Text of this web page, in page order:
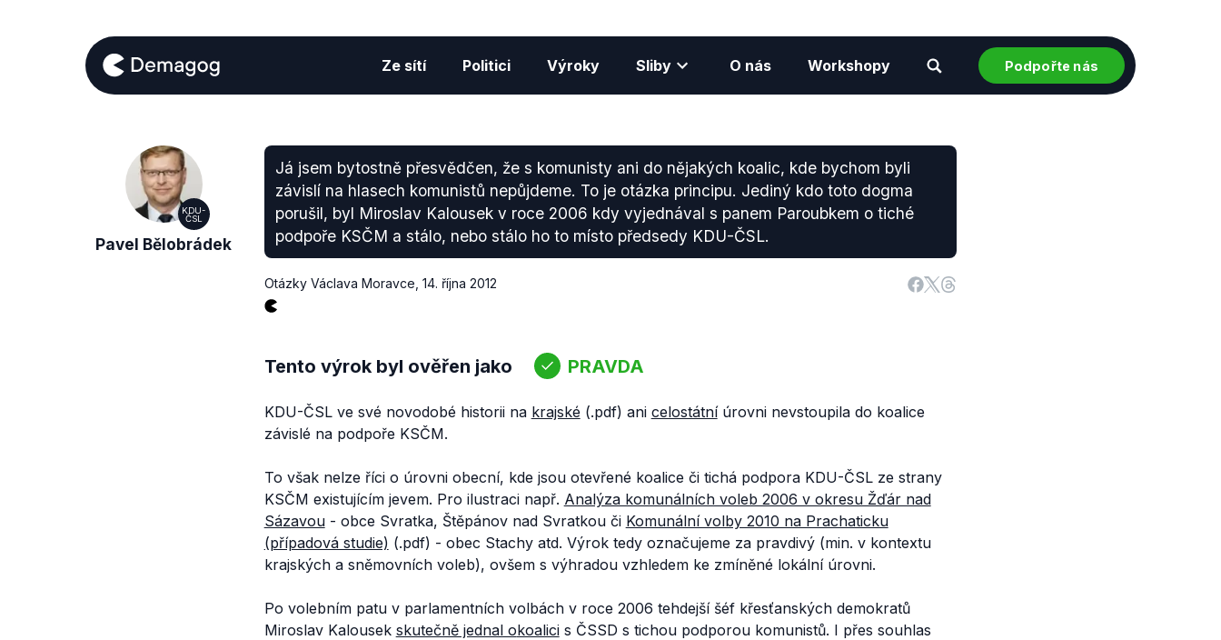
Ze sítí Politici Výroky Sliby O nás Workshopy Podpořte nás
KDU-
ČSL
Pavel Bělobrádek
Já jsem bytostně přesvědčen, že s komunisty ani do nějakých koalic, kde bychom byli
závislí na hlasech komunistů nepůjdeme. To je otázka principu. Jediný kdo toto dogma
porušil, byl Miroslav Kalousek v roce 2006 kdy vyjednával s panem Paroubkem o tiché
podpoře KSČM a stálo, nebo stálo ho to místo předsedy KDU-ČSL.
Otázky Václava Moravce 14. října 2012
Tento výrok byl ověřen jako PRAVDA
KDU-ČSL ve své novodobé historii na krajské (.pdf) ani celostátníúrovni nevstoupila do koalice
závislé na podpoře KSČM.
To však nelze říci o úrovni obecní, kde jsou otevřené koalice či tichá podpora KDU-ČSL ze strany
KSČM existujícím jevem. Pro ilustraci např. Analýza komunálních voleb 2006 v okresu Žďár nad
Sázavou- obce Svratka, Štěpánov nad Svratkou či Komunální volby 2010 na Prachaticku
(případová studie) (.pdf) - obec Stachy atd. Výrok tedy označujeme za pravdivý (min. v kontextu
krajských a sněmovních voleb), ovšem s výhradou vzhledem ke zmíněné lokální úrovni.
Po volebním patu v parlamentních volbách v roce 2006 tehdejší šéf křesťanských demokratů
Miroslav Kalousek skutečně jednal okoalicis ČSSD s tichou podporou komunistů. I přes souhlas